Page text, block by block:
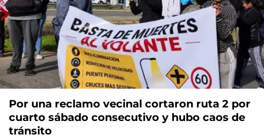
Por una reclamo vecinal cortaron ruta 2 por
cuarto sábado consecutivo y hubo caos de
tránsito